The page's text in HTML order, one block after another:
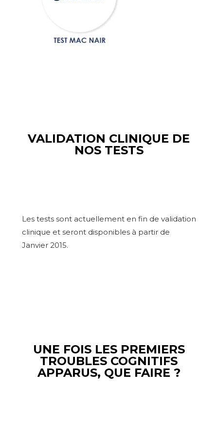
VALIDATION CLINIQUE DE
NOS TESTS
Les tests sont actuellement en fin de validation
clinique et seront disponibles à partir de
Janvier 2015.
UNE FOIS LES PREMIERS
TROUBLES COGNITIFS
APPARUS, QUE FAIRE ?